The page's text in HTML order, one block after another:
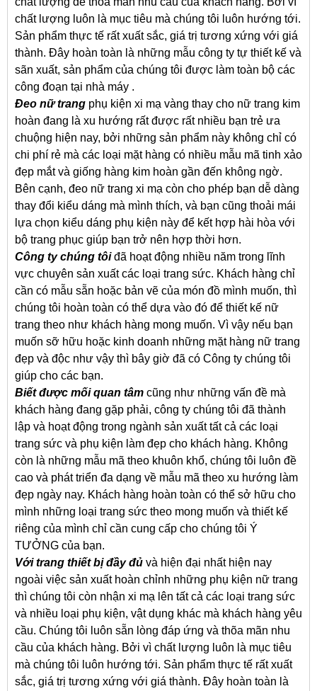
chất lượng luôn là mục tiêu mà chúng tôi luôn hướng tới.
Sản phẩm thực tế rất xuất sắc, giá trị tương xứng với giá
thành. Đây hoàn toàn là những mẫu công ty tự thiết kế và
sãn xuất, sản phẩm của chúng tôi được làm toàn bộ các
công đoạn tại nhà máy .
Đeo nữ trang phụ kiện xi mạ vàng thay cho nữ trang kim
hoàn đang là xu hướng rất được rất nhiều bạn trẻ ưa
chuộng hiện nay, bởi những sản phẩm này không chỉ có
chi phí rẻ mà các loại mặt hàng có nhiều mẫu mã tinh xảo
đẹp mắt và giống hàng kim hoàn gần đến không ngờ.
Bên cạnh, đeo nữ trang xi mạ còn cho phép bạn dễ dàng
thay đổi kiểu dáng mà mình thích, và bạn cũng thoải mái
lựa chọn kiểu dáng phụ kiện này để kết hợp hài hòa với
bộ trang phục giúp bạn trở nên hợp thời hơn.
Công ty chúng tôiđã hoạt động nhiều năm trong lĩnh
vực chuyên sản xuất các loại trang sức. Khách hàng chỉ
cần có mẫu sẵn hoặc bản vẽ của món đồ mình muốn, thì
chúng tôi hoàn toàn có thể dựa vào đó để thiết kế nữ
trang theo như khách hàng mong muốn. Vì vậy nếu bạn
muốn sỡ hữu hoặc kinh doanh những mặt hàng nữ trang
đẹp và độc như vậy thì bây giờ đã có Công ty chúng tôi
giúp cho các bạn.
Biết được mối quan tâm cũng như những vấn đề mà
khách hàng đang gặp phải, công ty chúng tôi đã thành
lập và hoạt động trong ngành sản xuất tất cả các loại
trang sức và phụ kiện làm đẹp cho khách hàng. Không
còn là những mẫu mã theo khuôn khổ, chúng tôi luôn đề
cao và phát triển đa dạng về mẫu mã theo xu hướng làm
đẹp ngày nay. Khách hàng hoàn toàn có thể sở hữu cho
mình những loại trang sức theo mong muốn và thiết kế
riêng của mình chỉ cần cung cấp cho chúng tôi Ý
TƯỞNG của bạn.
Với trang thiết bị đầy đủ và hiện đại nhất hiện nay
ngoài việc sản xuất hoàn chỉnh những phụ kiện nữ trang
thì chúng tôi còn nhận xi mạ lên tất cả các loại trang sức
và nhiều loại phụ kiện, vật dụng khác mà khách hàng yêu
cầu. Chúng tôi luôn sẵn lòng đáp ứng và thõa mãn nhu
cầu của khách hàng. Bởi vì chất lượng luôn là mục tiêu
mà chúng tôi luôn hướng tới. Sản phẩm thực tế rất xuất
sắc, giá trị tương xứng với giá thành. Đây hoàn toàn là